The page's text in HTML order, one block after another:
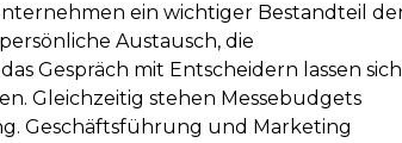
ein wichtiger Bestandteil
Austausch, die
Gespräch mit Entscheidern lassen sich
Gleichzeitig stehen Messebudgets
Geschäftsführung und Marketing